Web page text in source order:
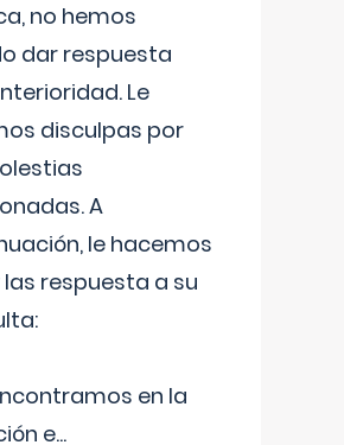
no hemos
dar respuesta
Le
disculpas por
A
le hacemos
respuesta a su
en la
e...